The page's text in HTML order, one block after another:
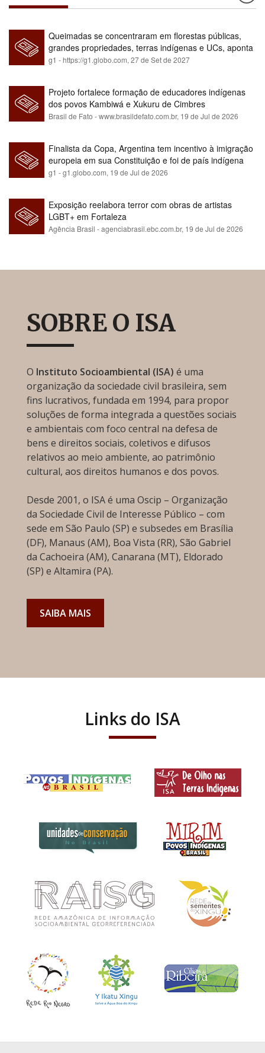
Queimadas se concentraram em florestas públicas,
grandes propriedades, terras indígenas e UCs, aponta
relatório
g1 - https://g1.globo.com,27 de Set de 2027
Projeto fortalece formação de educadores indígenas
dos povos Kambiwá e Xukuru de Cimbres
Brasil de Fato - www.brasildefato.com.br, 19 de Jul de 2026
Finalista da Copa, Argentina tem incentivo à imigração
europeia em sua Constituição e foi de país indígena
para maioria branca
g1 - g1.globo.com, 19 de Jul de 2026
Exposição reelabora terror com obras de artistas
LGBT+ em Fortaleza
Agência Brasil - agenciabrasil.ebc.com.br, 19 de Jul de 2026
SOBRE O ISA
O Instituto Socioambiental (ISA) é uma
organização da sociedade civil brasileira, sem
fins lucrativos, fundada em 1994, para propor
soluções de forma integrada a questões sociais
e ambientais com foco central na defesa de
bens e direitos sociais, coletivos e difusos
relativos ao meio ambiente, ao patrimônio
cultural, aos direitos humanos e dos povos.
Desde 2001, o ISA é uma Oscip – Organização
da Sociedade Civil de Interesse Público – com
sede em São Paulo (SP) e subsedes em Brasília
(DF), Manaus (AM), Boa Vista (RR), São Gabriel
da Cachoeira (AM), Canarana (MT), Eldorado
(SP) e Altamira (PA).
SAIBA MAIS
Links do ISA